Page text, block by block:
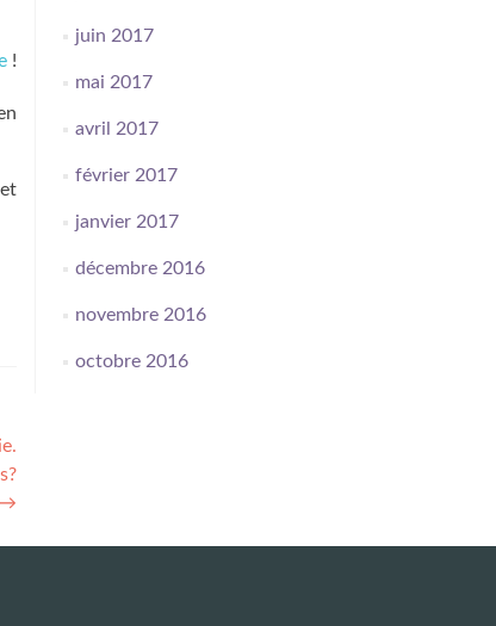
!
→
juin 2017
mai 2017
avril 2017
février 2017
janvier 2017
décembre 2016
novembre 2016
octobre 2016